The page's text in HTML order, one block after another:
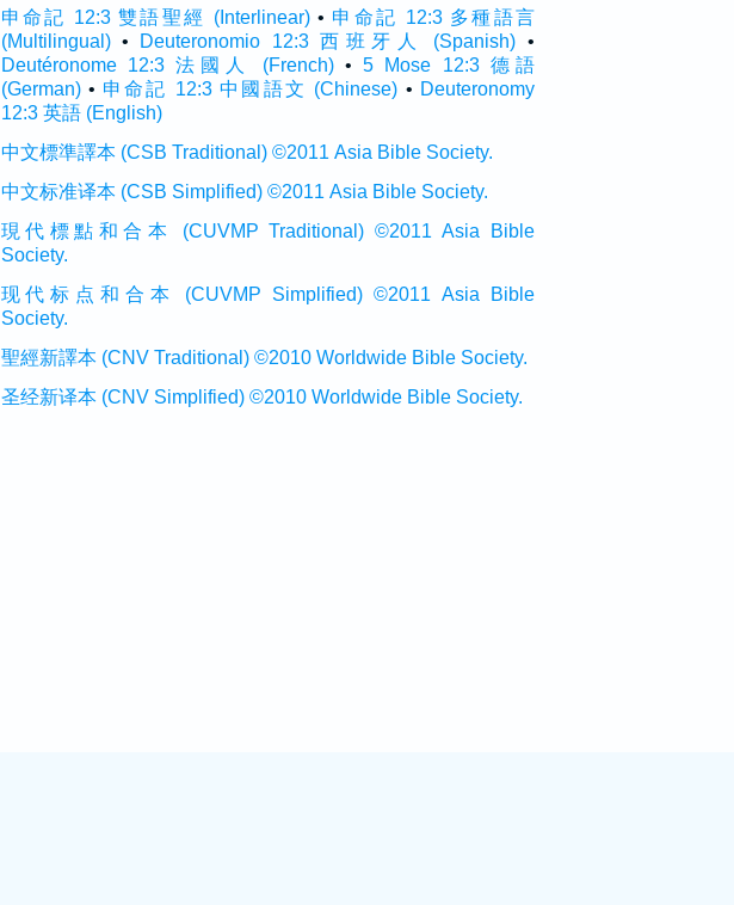
申命記 12:3 雙語聖經 (Interlinear)• 申命記 12:3 多種語言
(Multilingual)• Deuteronomio 12:3 西班牙人 (Spanish) •
Deutéronome 12:3 法國人 (French)•5 Mose 12:3 德語
(German)• 申命記 12:3 中國語文 (Chinese) • Deuteronomy
12:3 英語 (English)
中文標準譯本 (CSB Traditional) ©2011 Asia Bible Society.
中文标准译本 (CSB Simplified) ©2011 Asia Bible Society.
現代標點和合本 (CUVMP Traditional) ©2011 Asia Bible
Society.
现代标点和合本 (CUVMP Simplified) ©2011 Asia Bible
Society.
聖經新譯本 (CNV Traditional) ©2010 Worldwide Bible Society.
圣经新译本 (CNV Simplified) ©2010 Worldwide Bible Society.